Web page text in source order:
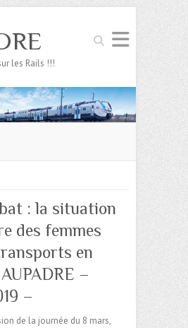
Search
les Rails !!!
: la situation
des femmes
en
–
–
de la journée du 8 mars,